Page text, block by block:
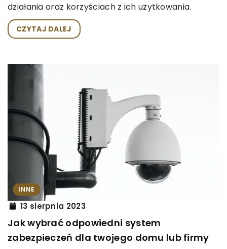
działania oraz korzyściach z ich użytkowania.
CZYTAJ DALEJ
INNE
13 sierpnia 2023
Jak wybrać odpowiedni system
zabezpieczeń dla twojego domu lub firmy